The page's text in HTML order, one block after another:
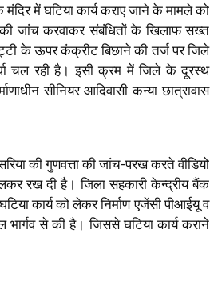
में घटिया कार्य कराए जाने के मामले को
की जांच करवाकर संबंधितों के खिलाफ सख्त
के ऊपर कंक्रीट बिछाने की तर्ज पर जिले
चल रही है। इसी क्रम में जिले के दूरस्थ
सीनियर आदिवासी कन्या छात्रावास
की गुणवत्ता की जांच-परख करते वीडियो
रख दी है। जिला सहकारी केन्द्रीय बैंक
कार्य को लेकर निर्माण एजेंसी पीआईयू व
भार्गव से की है। जिससे घटिया कार्य कराने